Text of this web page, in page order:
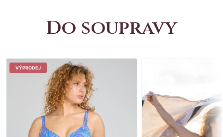
Do soupravy
VÝPRODEJ